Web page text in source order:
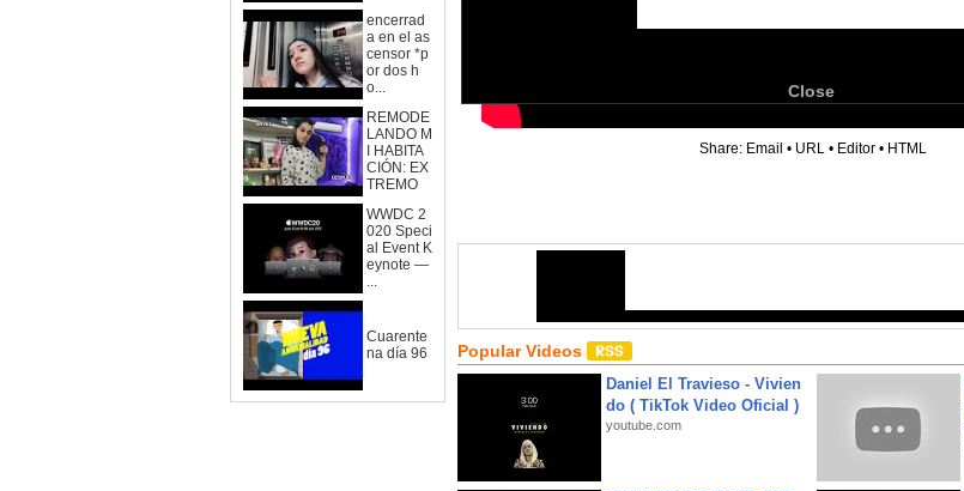
encerrad
a en el as
censor *p
or dos h
o...
REMODE
LANDO M
I HABITA
CIÓN: EX
TREMO
WWDC 2
020 Speci
al Event K
eynote —
...
Cuarente
na día 96
Close
Share: Email • URL • Editor • HTML
Popular Videos
Daniel El Travieso - Vivien
do ( TikTok Video Oficial )
youtube.com